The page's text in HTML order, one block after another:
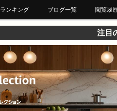
ランキング ブログ一覧 閲覧履
最近読
あとで
ブック
注目